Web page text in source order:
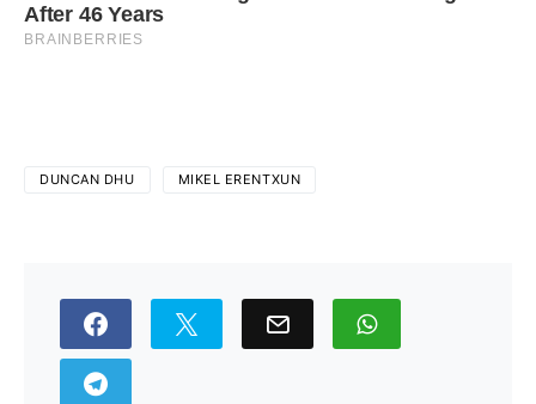
DUNCAN DHU MIKEL ERENTXUN